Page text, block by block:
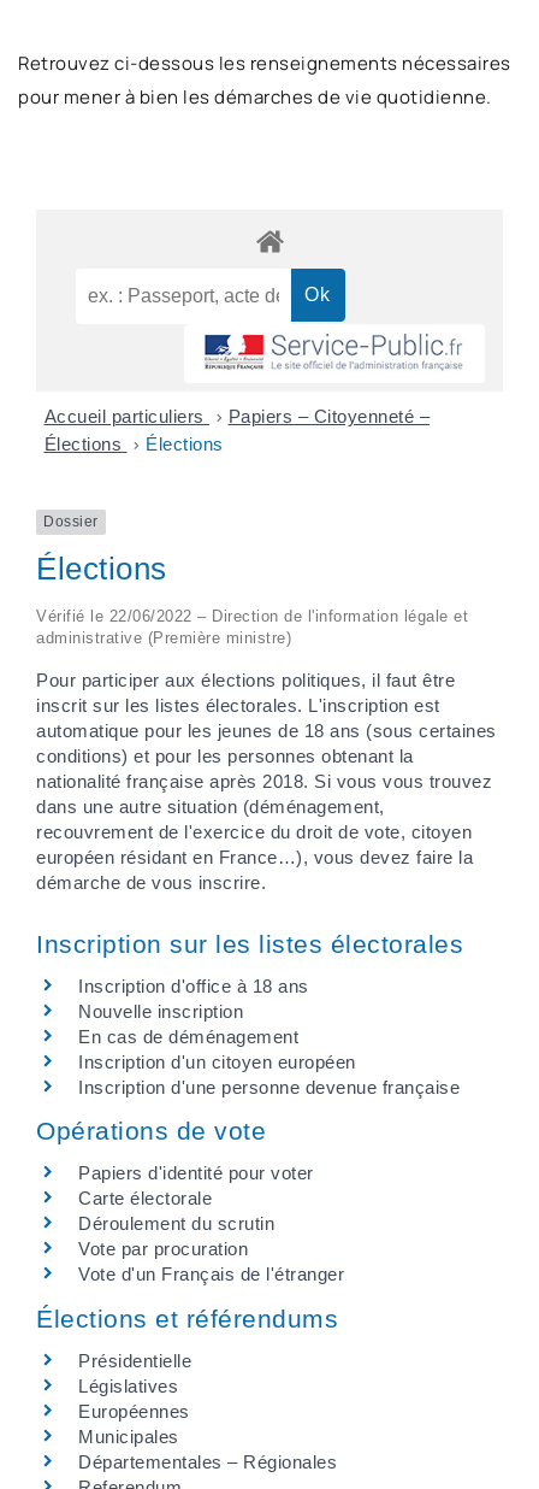
Retrouvez ci-dessous les renseignements nécessaires
pour mener à bien les démarches de vie quotidienne.
Accueil particuliers > Papiers – Citoyenneté –
Élections
> Élections
Dossier
Élections
Vérifié le 22/06/2022 – Direction de l'information légale et
administrative (Première ministre)
Pour participer aux élections politiques, il faut être
inscrit sur les listes électorales. L'inscription est
automatique pour les jeunes de 18 ans (sous certaines
conditions) et pour les personnes obtenant la
nationalité française après 2018. Si vous vous trouvez
dans une autre situation (déménagement,
recouvrement de l'exercice du droit de vote, citoyen
européen résidant en France…), vous devez faire la
démarche de vous inscrire.
Inscription sur les listes électorales
Inscription d'office à 18 ans
Nouvelle inscription
En cas de déménagement
Inscription d'un citoyen européen
Inscription d'une personne devenue française
Opérations de vote
Papiers d'identité pour voter
Carte électorale
Déroulement du scrutin
Vote par procuration
Vote d'un Français de l'étranger
Élections et référendums
Présidentielle
Législatives
Européennes
Municipales
Départementales – Régionales